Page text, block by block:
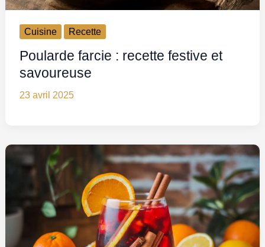
Cuisine Recette
Poularde farcie : recette festive et
savoureuse
23 avril 2025